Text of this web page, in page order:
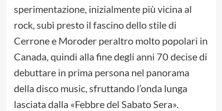
sperimentazione, inizialmente più vicina al
rock, subì presto il fascino dello stile di
Cerrone e Moroder peraltro molto popolari in
Canada, quindi alla fine degli anni 70 decise di
debuttare in prima persona nel panorama
della disco music, sfruttando l’onda lunga
lasciata dalla «Febbre del Sabato Sera».